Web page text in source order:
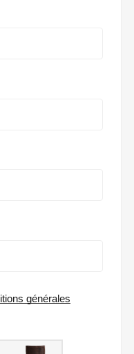
générales